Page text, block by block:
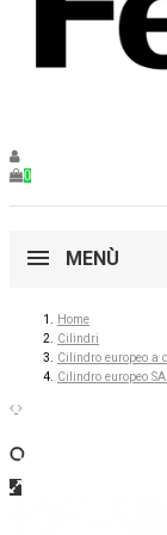
0
MENÙ
Home
Cilindri
Cilindro europeo a
Cilindro europeo